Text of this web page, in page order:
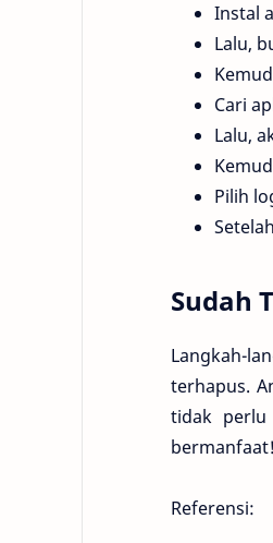
Instal
Lalu,
Cari
Lalu,
Pilih
Sudah
Langkah-
terhapus.
tidak perlu
bermanfaat!
Referensi: